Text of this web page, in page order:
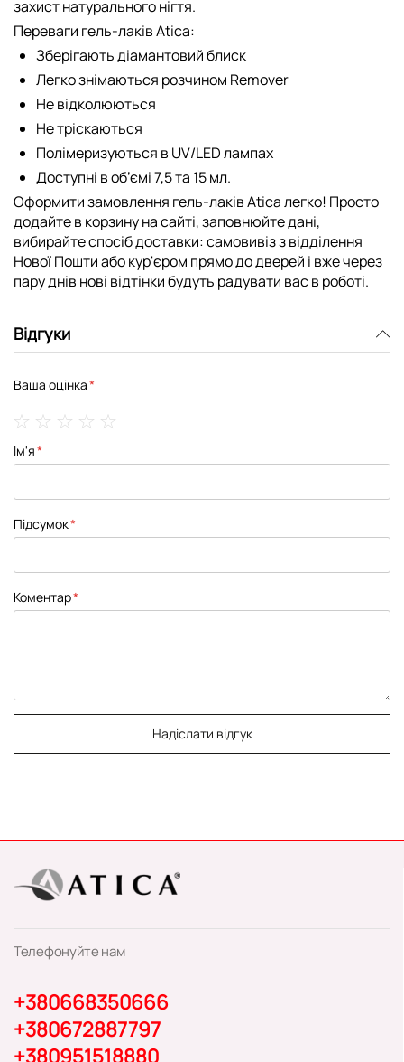
захист натурального нігтя.
Переваги гель-лаків Atica:
Зберігають діамантовий блиск
Легко знімаються розчином Remover
Не відколюються
Не тріскаються
Полімеризуються в UV/LED лампах
Доступні в об’ємі 7,5 та 15 мл.
Оформити замовлення гель-лаків Atica легко! Просто
додайте в корзину на сайті, заповнюйте дані,
вибирайте спосіб доставки: самовивіз з відділення
Нової Пошти або кур'єром прямо до дверей і вже через
пару днів нові відтінки будуть радувати вас в роботі.
Відгуки
Ваша оцінка
star
stars
stars
stars
stars
Ім'я
Підсумок
Коментар
Надіслати відгук
Телефонуйте нам
+380668350666
+380672887797